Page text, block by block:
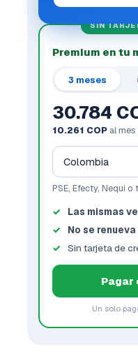
SIN
Premium en tu
3 meses
30.784
10.261 COP al mes
PSE, Efecty, Nequi o
Las mismas
No se
Sin tarjeta de
Pagar
Un solo